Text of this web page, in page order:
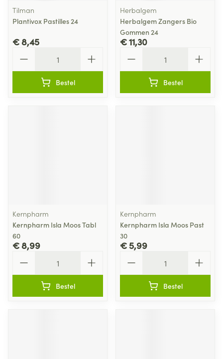
Tilman
Plantivox Pastilles 24
€ 8,45
Bestel
Herbalgem
Herbalgem Zangers Bio
Gommen 24
€ 11,30
Bestel
Kernpharm
Kernpharm Isla Moos Tabl
60
€ 8,99
Bestel
Kernpharm
Kernpharm Isla Moos Past
30
€ 5,99
Bestel